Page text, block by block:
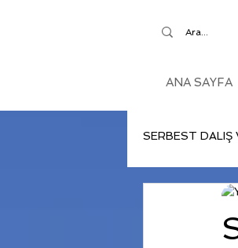
ANA SAYFA
SERBEST DALIŞ